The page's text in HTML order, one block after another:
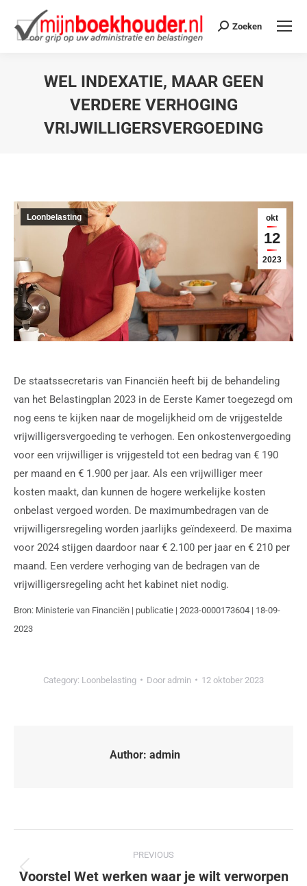
Zoeken
WEL INDEXATIE, MAAR GEEN
VERDERE VERHOGING
VRIJWILLIGERSVERGOEDING
okt
12
2023
Loonbelasting
De staatssecretaris van Financiën heeft bij de behandeling
van het Belastingplan 2023 in de Eerste Kamer toegezegd om
nog eens te kijken naar de mogelijkheid om de vrijgestelde
vrijwilligersvergoeding te verhogen. Een onkostenvergoeding
voor een vrijwilliger is vrijgesteld tot een bedrag van € 190
per maand en € 1.900 per jaar. Als een vrijwilliger meer
kosten maakt, dan kunnen de hogere werkelijke kosten
onbelast vergoed worden. De maximumbedragen van de
vrijwilligersregeling worden jaarlijks geïndexeerd. De maxima
voor 2024 stijgen daardoor naar € 2.100 per jaar en € 210 per
maand. Een verdere verhoging van de bedragen van de
vrijwilligersregeling acht het kabinet niet nodig.
Bron: Ministerie van Financiën | publicatie | 2023-0000173604 | 18-09-
2023
Category: Loonbelasting Door admin 12 oktober 2023
Author: admin
PREVIOUS
Voorstel Wet werken waar je wilt verworpen